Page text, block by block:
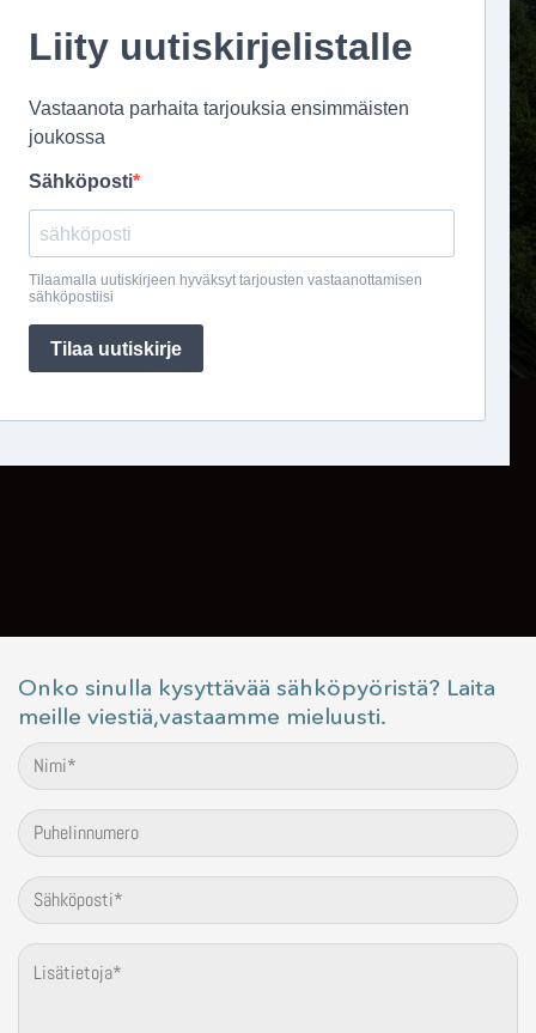
Onko sinulla kysyttävää sähköpyöristä? Laita
meille viestiä,vastaamme mieluusti.